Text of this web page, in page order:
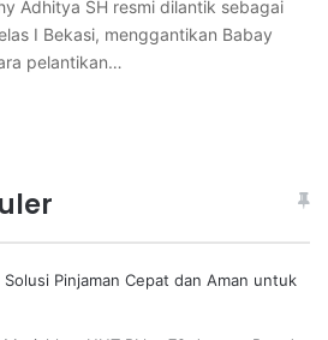
Adhitya SH resmi dilantik sebagai
I Bekasi, menggantikan Babay
pelantikan…
Solusi Pinjaman Cepat dan Aman untuk